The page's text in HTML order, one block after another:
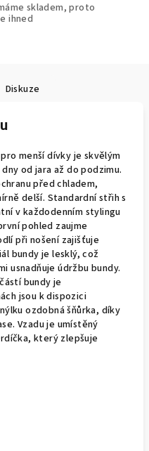
skladem, proto
ihned
Diskuze
menší dívky je skvělým
od jara až do podzimu.
před chladem,
delší. Standardní střih s
v každodenním stylingu
pohled zaujme
při nošení zajišťuje
bundy je lesklý, což
usnadňuje údržbu bundy.
bundy je
jsou k dispozici
ozdobná šňůrka, díky
Vzadu je umístěný
který zlepšuje